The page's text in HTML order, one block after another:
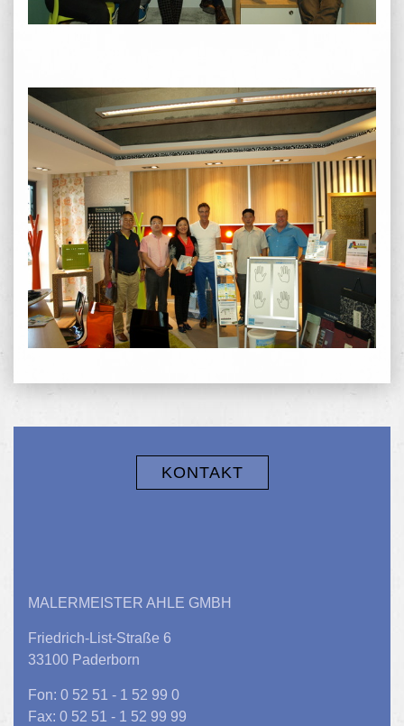
KONTAKT
MALERMEISTER AHLE GMBH
Friedrich-List-Straße 6
33100 Paderborn
Fon: 0 52 51 - 1 52 99 0
Fax: 0 52 51 - 1 52 99 99